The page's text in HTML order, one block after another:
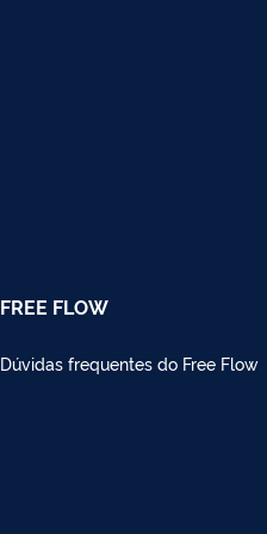
FREE FLOW
Dúvidas frequentes do Free Flow